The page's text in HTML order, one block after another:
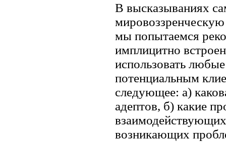
В высказываниях
мы попытаемся
имплицитно
использовать
потенциальным
следующее: а)
адептов, б) какие
возникающих